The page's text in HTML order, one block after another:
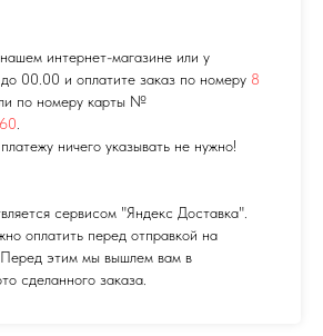
интернет-магазине или у
00.00 и оплатите заказ по номеру 8
по номеру карты №
ничего указывать не нужно!
сервисом "Яндекс Доставка".
оплатить перед отправкой на
этим мы вышлем вам в
сделанного заказа.